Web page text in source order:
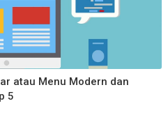
atau Menu Modern dan
5